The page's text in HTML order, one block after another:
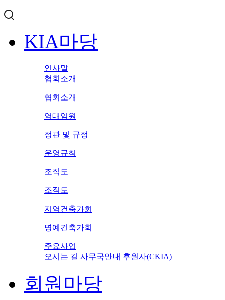
KIA마당
인사말
협회소개
협회소개
역대임원
정관 및 규정
운영규칙
조직도
조직도
지역건축가회
명예건축가회
주요사업
오시는 길 사무국안내 후원사(CKIA)
회원마당